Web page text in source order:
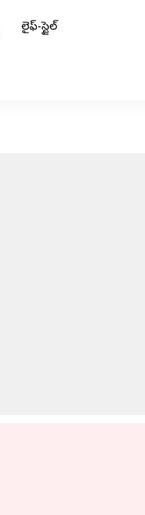
లైఫ్-స్టైల్